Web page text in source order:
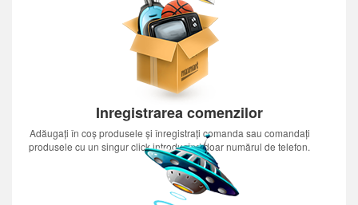
Inregistrarea comenzilor
Adăugați în coș produsele și înregistrați comanda sau comandați
produsele cu un singur click introducînd doar numărul de telefon.